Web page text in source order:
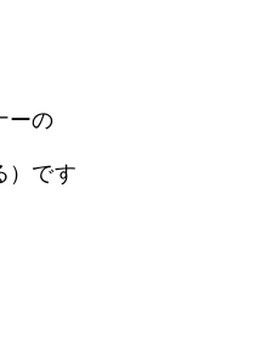
ーの
です